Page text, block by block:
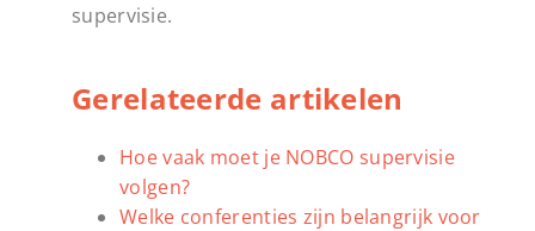
supervisie.
Gerelateerde artikelen
Hoe vaak moet je NOBCO supervisie
volgen?
Welke conferenties zijn belangrijk voor